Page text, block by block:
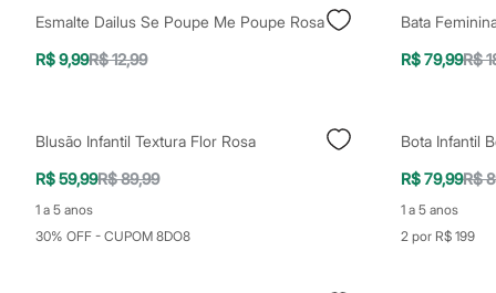
Calcinhas
Cintas e Modeladores
Meias
Pijamas
Biquínis
Maiôs
Saídas de praia
Personagens
Plus size
Blusas e Camisetas
Esmalte Dailus Se Poupe Me Poupe Rosa
R$ 9,99R$ 12,99
R$ 79,99R$
Blusão Infantil Textura Flor Rosa
R$ 59,99R$ 89,99
1 a 5 anos
30% OFF - CUPOM 8DO8
Bota Infantil
R$ 79,99R$
1 a 5 anos
2 por R$ 199